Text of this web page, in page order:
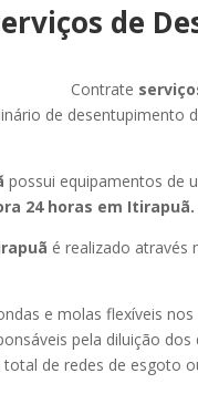
de
Contrate
de desentupimento
possui equipamentos de
24 horas em Itirapuã.
é realizado através
e molas flexíveis nos
pela diluição
de redes de esgoto